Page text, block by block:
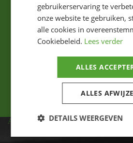
ADRES
gebruikerservaring te
onze website te gebruiken,
alle cookies in
Cookiebeleid. Lees verder
ALLES
ALLES
DETAILS WEERGEVEN